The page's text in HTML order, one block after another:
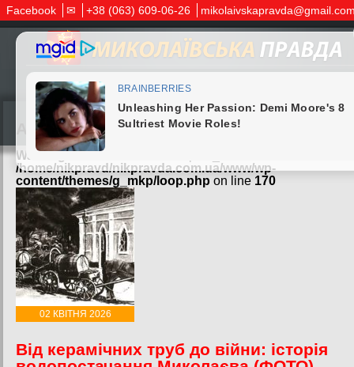
Facebook ✉ +38 (063) 609-06-26
Архів за:02.04.2026
Warning: Undefined variable $post_id in
/home/nikpravd/nikpravda.com.ua/www/wp-
content/themes/g_mkp/loop.php on line 170
02 КВІТНЯ 2026
Від керамічних труб до війни: історія